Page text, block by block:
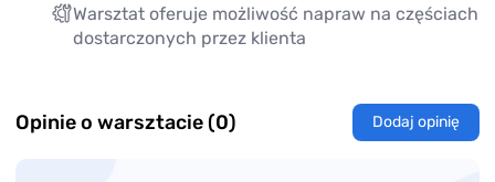
Warsztat oferuje możliwość napraw na częściach
dostarczonych przez klienta
Opinie o warsztacie (0) Dodaj opinię